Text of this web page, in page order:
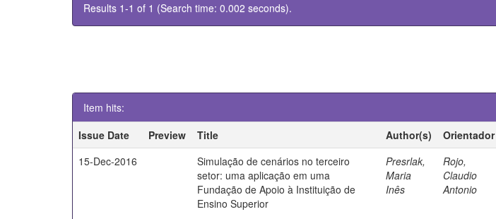
Results 1-1 of 1 (Search time: 0.002 seconds).
Item hits:
Issue Date
Preview Title Author(s) Orientador
15-Dec-2016
Simulação de cenários no terceiro
setor: uma aplicação em uma
Fundação de Apoio à Instituição de
Ensino Superior
Presrlak,
Maria
Inês
Rojo,
Claudio
Antonio